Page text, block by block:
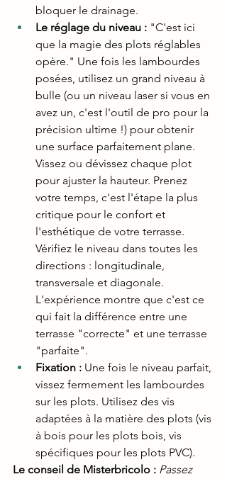
bloquer le drainage.
Le réglage du niveau : "C'est ici
que la magie des plots réglables
opère." Une fois les lambourdes
posées, utilisez un grand niveau à
bulle (ou un niveau laser si vous en
avez un, c'est l'outil de pro pour la
précision ultime !) pour obtenir
une surface parfaitement plane.
Vissez ou dévissez chaque plot
pour ajuster la hauteur. Prenez
votre temps, c'est l'étape la plus
critique pour le confort et
l'esthétique de votre terrasse.
Vérifiez le niveau dans toutes les
directions : longitudinale,
transversale et diagonale.
L'expérience montre que c'est ce
qui fait la différence entre une
terrasse "correcte" et une terrasse
"parfaite".
Fixation : Une fois le niveau parfait,
vissez fermement les lambourdes
sur les plots. Utilisez des vis
adaptées à la matière des plots (vis
à bois pour les plots bois, vis
spécifiques pour les plots PVC).
Le conseil de Misterbricolo : Passez